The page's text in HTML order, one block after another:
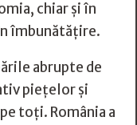
chiar și în
îmbunătățire.
abrupte de
piețelor și
toți. România a